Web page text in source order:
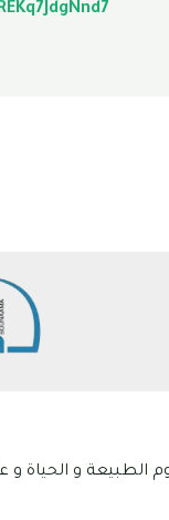
الارض 2023 .جامعة الجيلالي